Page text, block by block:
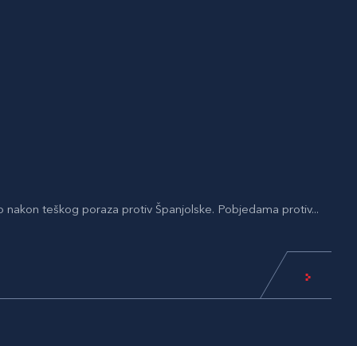
teškog poraza protiv Španjolske. Pobjedama protiv...